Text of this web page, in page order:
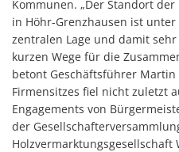
Kommunen. „Der Standort
in Höhr-Grenzhausen ist
zentralen Lage und damit
kurzen Wege für die
betont Geschäftsführer Martin
Firmensitzes fiel nicht zuletzt
Engagements von
der
Holzvermarktungsgesellschaft